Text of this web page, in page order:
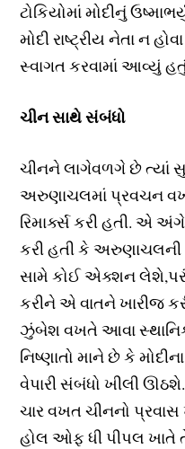
ટોકિયોમાં મોદીનું
મોદી રાષ્ટ્રીય નેતા ન
સ્વાગત કરવામાં આવ્યું
ચીન સાથે સંબંધો
ચીનને લાગેવળગે છે ત્યાં
અરુણાચલમાં પ્રવચન
રિમાર્ક્સ કરી હતી. એ
કરી હતી કે અરુણાચલની
સામે કોઈ એક્શન
કરીને એ વાતને ખારીજ
ઝુંબેશ વખતે આવા સ્થાનિક
નિષ્ણાતો માને છે કે
વેપારી સંબંધો ખીલી
ચાર વખત ચીનનો
હોલ ઓફ ધી પીપલ